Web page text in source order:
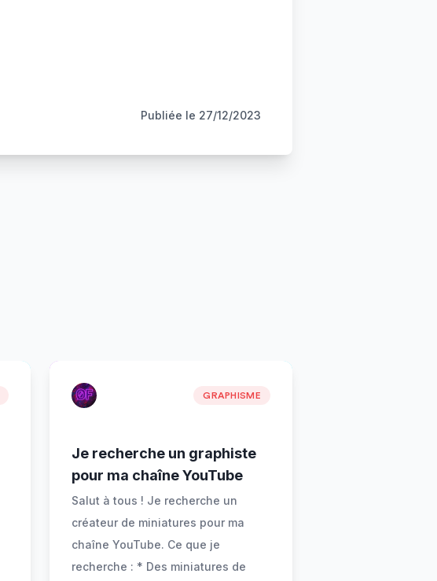
Publiée le 27/12/2023
GRAPHISME
Je recherche un graphiste
pour ma chaîne YouTube
Salut à tous ! Je recherche un
créateur de miniatures pour ma
chaîne YouTube. Ce que je
recherche : * Des miniatures de